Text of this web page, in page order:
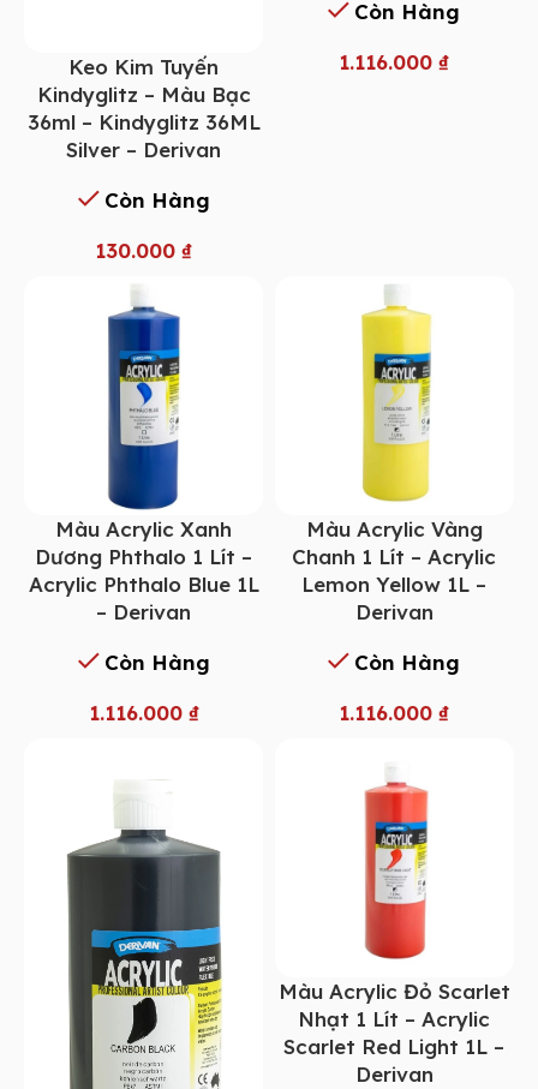
Keo Kim Tuyến
Kindyglitz – Màu Bạc
36ml – Kindyglitz 36ML
Silver – Derivan
Còn Hàng
130.000 ₫
Còn Hàng
1.116.000₫
Màu Acrylic Xanh
Dương Phthalo 1 Lít –
Acrylic Phthalo Blue 1L
– Derivan
Còn Hàng
1.116.000 ₫
Màu Acrylic Vàng
Chanh 1 Lít – Acrylic
Lemon Yellow 1L –
Derivan
Còn Hàng
1.116.000₫
Màu Acrylic Đỏ Scarlet
Nhạt 1 Lít – Acrylic
Scarlet Red Light 1L –
Derivan